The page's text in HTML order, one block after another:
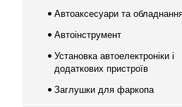
Автоаксесуари та
Автоінструмент
Установка автоелектроніки і
додаткових пристроїв
Заглушки для фаркопа